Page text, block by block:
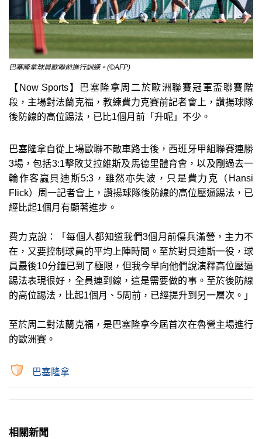
巴塞隆拿球員歐聯前進行訓練。(©AFP)
【Now Sports】巴塞隆拿周二於歐洲聯賽冠軍盃聯賽階
段，主場對法蘭克福，教練費力克賽前記者會上，讚揚球隊
後防線的高位踢法，已比1個月前「升呢」不少。
巴塞隆拿自從上場歐聯不敵車路士後，西班牙甲組聯賽連勝
3場，包括3:1擊敗艾拉維斯及馬德里體育會，以及剛過去一
輪作客贏貝迪斯5:3，雖然亦失波，只是費力克（Hansi
Flick）周一記者會上，讚揚球隊後防線的高位壓逼踢法，已
經比起1個月有顯著進步。
費力克說：「每個人都知道我們3個月前傷兵滿營，主力不
在，又要控制球員的平均上陣時間。至於對貝迪斯一役，球
員最後10分鐘已到了極限，但我今早向他們說演釋高位壓逼
踢法表現很好，全員連到線，這是需要做的事。至於後防線
的高位踢法，比起1個月、5周前，已經提升到另一層次。」
至於周二對法蘭克福，是巴塞隆拿今屆首次在魯營主場進行
的歐洲賽。
巴塞隆拿
相關新聞